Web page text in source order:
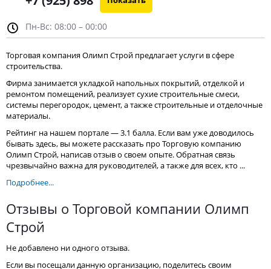
Пн-Вс: 08:00 – 00:00
Торговая компания Олимп Строй предлагает услуги в сфере
строительства.
Фирма занимается укладкой напольных покрытий, отделкой и
ремонтом помещений, реализует сухие строительные смеси,
системы перегородок, цемент, а также строительные и отделочные
материалы.
Рейтинг на нашем портале — 3.1 балла. Если вам уже доводилось
бывать здесь, вы можете рассказать про Торговую компанию
Олимп Строй, написав отзыв о своем опыте. Обратная связь
чрезвычайно важна для руководителей, а также для всех, кто ...
Подробнее...
Отзывы о Торговой компании Олимп
Строй
Не добавлено ни одного отзыва.
Если вы посещали данную организацию, поделитесь своим